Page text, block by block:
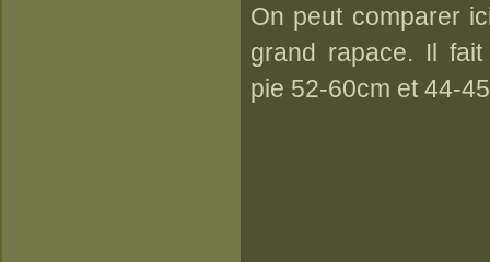
On peut comparer
grand rapace. Il
pie 52-60cm et 44-